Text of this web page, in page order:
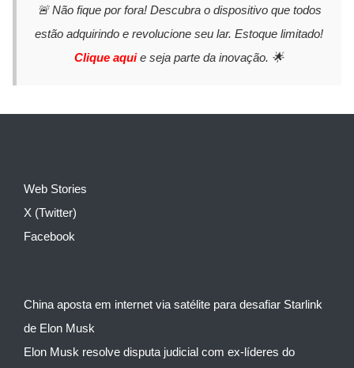
🚨 Não fique por fora! Descubra o dispositivo que todos
estão adquirindo e revolucione seu lar. Estoque limitado!
Clique aquie seja parte da inovação. 🌟
Web Stories
X (Twitter)
Facebook
China aposta em internet via satélite para desafiar Starlink
de Elon Musk
Elon Musk resolve disputa judicial com ex-líderes do